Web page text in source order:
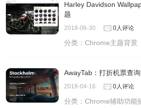
Harley Davidson
题
2018-06-30 0人评论
分类：Chrome主题背景
AwayTab：打折机票查
2018-04-16 0人评论
分类：Chrome辅助功能